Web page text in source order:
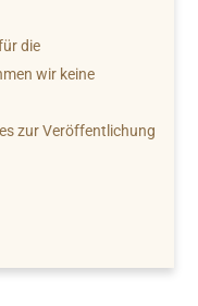
die
wir keine
zur Veröffentlichung